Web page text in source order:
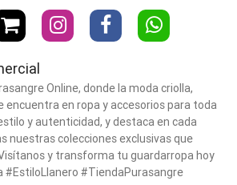
Online, donde la moda criolla,
encuentra en ropa y accesorios para toda
y autenticidad, y destaca en cada
nuestras colecciones exclusivas que
y transforma tu guardarropa hoy
#EstiloLlanero #TiendaPurasangre